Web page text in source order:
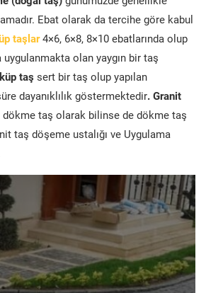
Ebat olarak da tercihe göre kabul
taşlar 4×6, 6×8, 8×10 ebatlarında olup
uygulanmakta olan yaygın bir taş
taş sert bir taş olup yapılan
dayanıklılık göstermektedir. Granit
dökme taş olarak bilinse de dökme taş
taş döşeme ustalığı ve Uygulama